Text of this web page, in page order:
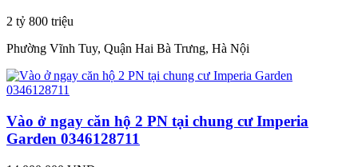
2 tỷ 800 triệu
Phường Vĩnh Tuy, Quận Hai Bà Trưng, Hà Nội
Vào ở ngay căn hộ 2 PN tại chung cư Imperia
Garden 0346128711